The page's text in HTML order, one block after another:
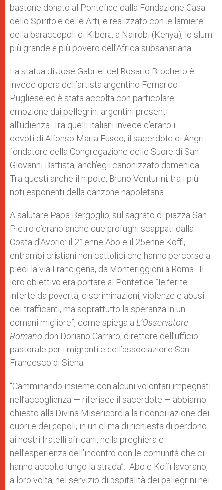
bastone donato al Pontefice dalla Fondazione Casa
dello Spirito e delle Arti, e realizzato con le lamiere
della baraccopoli di Kibera, a Nairobi (Kenya), lo slum
più grande e più povero dell’Africa subsahariana.
La statua di José Gabriel del Rosario Brochero è
invece opera dell’artista argentino Fernando
Pugliese ed è stata accolta con particolare
emozione dai pellegrini argentini presenti
all’udienza. Tra quelli italiani invece c’erano i
devoti di Alfonso Maria Fusco, il sacerdote di Angri
fondatore della Congregazione delle Suore di San
Giovanni Battista, anch’egli canonizzato domenica.
Tra questi anche il nipote, Bruno Venturini, tra i più
noti esponenti della canzone napoletana.
A salutare Papa Bergoglio, sul sagrato di piazza San
Pietro c’erano anche due profughi scappati dalla
Costa d’Avorio: il 21enne Abo e il 25enne Koffi,
entrambi cristiani non cattolici che hanno percorso a
piedi la via Francigena, da Monteriggioni a Roma. Il
loro obiettivo era portare al Pontefice “le ferite
inferte da povertà, discriminazioni, violenze e abusi
dei trafficanti, ma soprattutto la speranza in un
domani migliore”, come spiega a L’Osservatore
Romano don Doriano Carraro, direttore dell’ufficio
pastorale per i migranti e dell’associazione San
Francesco di Siena.
“Camminando insieme con alcuni volontari impegnati
nell’accoglienza — riferisce il sacerdote — abbiamo
chiesto alla Divina Misericordia la riconciliazione dei
cuori e dei popoli, in un clima di richiesta di perdono
ai nostri fratelli africani, nella preghiera e
nell’esperienza dell’incontro con le comunità che ci
hanno accolto lungo la strada”. Abo e Koffi lavorano,
a loro volta, nel servizio di ospitalità dei pellegrini nei